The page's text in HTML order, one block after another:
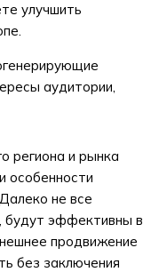
улучшить
аудитории,
региона и рынка
особенности
не все
будут эффективны в
продвижение
без заключения